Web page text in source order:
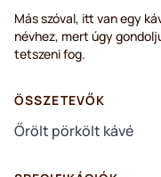
Más szóval, itt van egy
névhez, mert úgy
tetszeni fog.
ÖSSZETEVŐK
Őrölt pörkölt kávé